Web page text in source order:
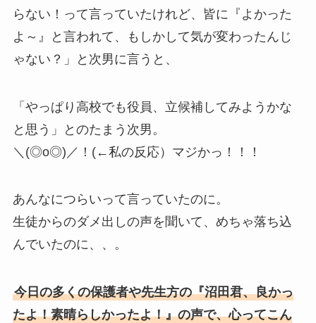
らない！って言っていたけれど、皆に『よかった
よ～』と言われて、もしかして気が変わったんじ
ゃない？」と次男に言うと、
「やっぱり高校でも役員、立候補してみようかな
と思う」とのたまう次男。
＼(◎o◎)／！(←私の反応）マジかっ！！！
あんなにつらいって言っていたのに。
生徒からのダメ出しの声を聞いて、めちゃ落ち込
んでいたのに、、。
今日の多くの保護者や先生方の『沼田君、良かっ
たよ！素晴らしかったよ！』の声で、心ってこん